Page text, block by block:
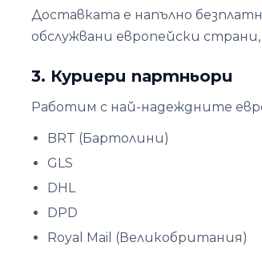
Доставката е напълно
обслужвани европейски
3. Куриери партньори
Работим с най-надеждните
BRT (Бартолини)
GLS
DHL
DPD
Royal Mail (Великобритания)